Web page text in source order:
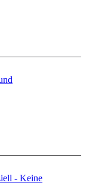
- Keine